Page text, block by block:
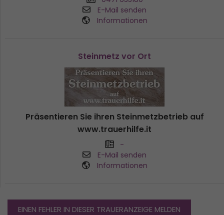
E-Mail senden
Informationen
Steinmetz vor Ort
Präsentieren Sie ihren Steinmetzbetrieb auf
www.trauerhilfe.it
-
E-Mail senden
Informationen
EINEN FEHLER IN DIESER TRAUERANZEIGE MELDEN